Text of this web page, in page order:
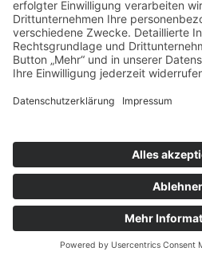
Ort:
Bissingen
Pfarreiengemeinschaft
Impressum|